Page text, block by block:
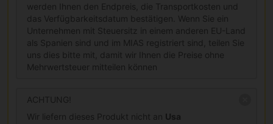
werden Ihnen den Endpreis, die Transportkosten und
das Verfügbarkeitsdatum bestätigen. Wenn Sie ein
Unternehmen mit Steuersitz in einem anderen EU-Land
als Spanien sind und im MIAS registriert sind, teilen Sie
uns dies bitte mit, damit wir Ihnen die Preise ohne
Mehrwertsteuer mitteilen können
ACHTUNG!
Wir liefern dieses Produkt nicht an Usa